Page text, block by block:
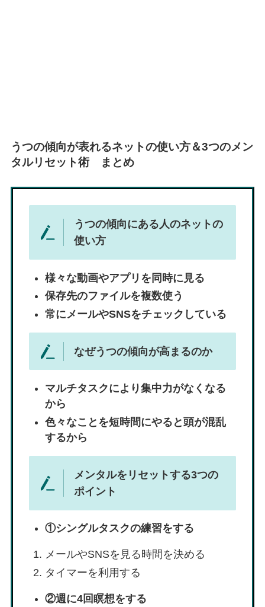
うつの傾向が表れるネットの使い方＆3つのメン
タルリセット術 まとめ
うつの傾向にある人のネットの
使い方
様々な動画やアプリを同時に見る
保存先のファイルを複数使う
常にメールやSNSをチェックしている
なぜうつの傾向が高まるのか
マルチタスクにより集中力がなくなる
から
色々なことを短時間にやると頭が混乱
するから
メンタルをリセットする3つの
ポイント
①シングルタスクの練習をする
メールやSNSを見る時間を決める
タイマーを利用する
②週に4回瞑想をする